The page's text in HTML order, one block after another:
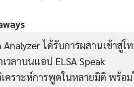
Analyzer ได้รับการผสานเข้า
วลาบนแอป ELSA Speak
เคราะห์การพูดในหลายมิติ พร้อ